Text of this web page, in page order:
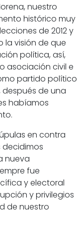
nuestro
histórico muy
de 2012 y
la visión de que
política, así,
asociación civil e
partido político
después de una
habíamos
en contra
nueva
fue
y electoral
y privilegios
de nuestro